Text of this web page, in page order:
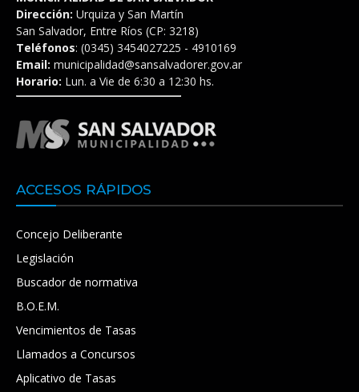
Dirección: Urquiza y San Martín
San Salvador, Entre Ríos (CP: 3218)
Teléfonos: (0345) 3454027225 - 4910169
Email: municipalidad@sansalvadorer.gov.ar
Horario: Lun. a Vie de 6:30 a 12:30 hs.
ACCESOS RÁPIDOS
Concejo Deliberante
Legislación
Buscador de normativa
B.O.E.M.
Vencimientos de Tasas
Llamados a Concursos
Aplicativo de Tasas